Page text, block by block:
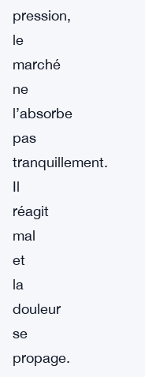
pression,
le
marché
ne
l’absorbe
pas
tranquillement.
Il
réagit
mal
et
la
douleur
se
propage.